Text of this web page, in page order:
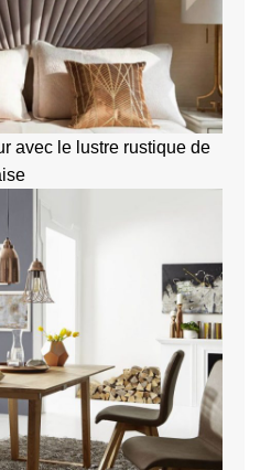
avec le lustre rustique de